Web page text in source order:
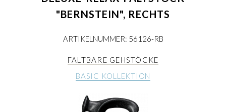
"BERNSTEIN", RECHTS
ARTIKELNUMMER: 56126-RB
FALTBARE GEHSTÖCKE
BASIC KOLLEKTION